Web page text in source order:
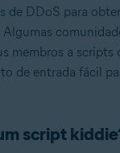
de DDoS para
membros a scripts
de entrada fácil
script